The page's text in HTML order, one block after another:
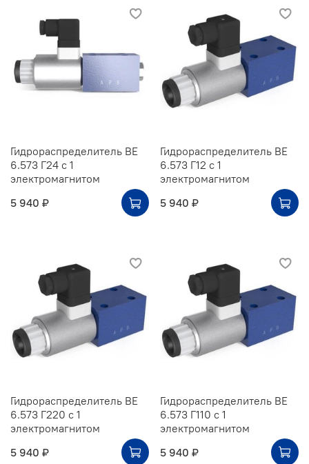
Гидрораспределитель ВЕ
6.573 Г24 с 1
электромагнитом
5 940 ₽
Гидрораспределитель ВЕ
6.573 Г12 с 1
электромагнитом
5 940 ₽
Гидрораспределитель ВЕ
6.573 Г220 с 1
электромагнитом
5 940 ₽
Гидрораспределитель ВЕ
6.573 Г110 с 1
электромагнитом
5 940 ₽